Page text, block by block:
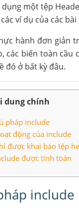
một tệp
ví dụ của các
hành đơn giản
các biến toàn cầu
đó ở bất kỳ đâu.
dung chính
pháp include
động của include
được khai báo tệp
được tính toán
include